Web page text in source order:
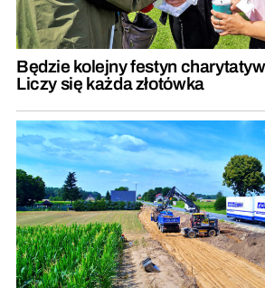
Będzie kolejny festyn
Liczy się każda złotówka